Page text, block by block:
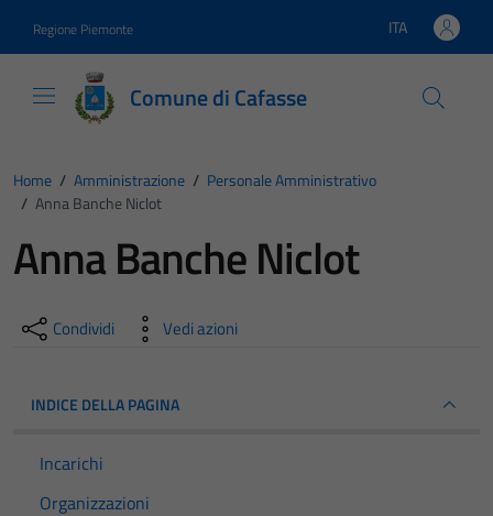
Regione Piemonte Lingua attiva:
ITA
Comune di Cafasse
Home / Amministrazione / Personale Amministrativo
/ Anna Banche Niclot
Anna Banche Niclot
Condividi Vedi azioni
INDICE DELLA PAGINA
Incarichi
Organizzazioni